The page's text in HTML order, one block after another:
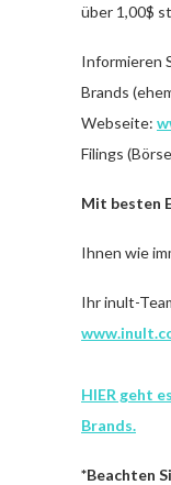
über 1,00$
Informieren
Brands
Webseite:
Filings
Mit besten
Ihnen wie
Ihr inult-
HIER geht
Brands.
*Beachten